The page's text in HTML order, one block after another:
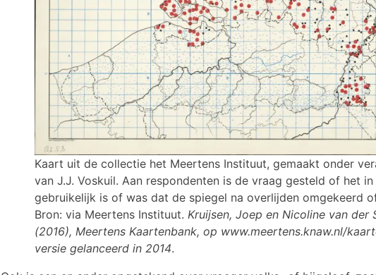
Kaart uit de collectie het Meertens Instituut, gemaakt onder
van J.J. Voskuil. Aan respondenten is de vraag gesteld of het
gebruikelijk is of was dat de spiegel na overlijden omgekeerd
Bron: via Meertens Instituut. Kruijsen, Joep en Nicoline van der
(2016), Meertens Kaartenbank, op www.meertens.knaw.nl/
versie gelanceerd in 2014.